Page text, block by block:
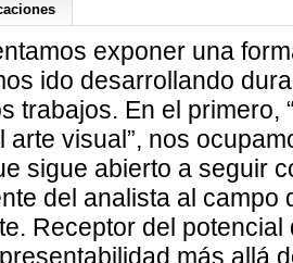
exponer una
ido desarrollando
trabajos. En el primero,
arte visual”, nos
sigue abierto a seguir
del analista al campo
Receptor del
más allá